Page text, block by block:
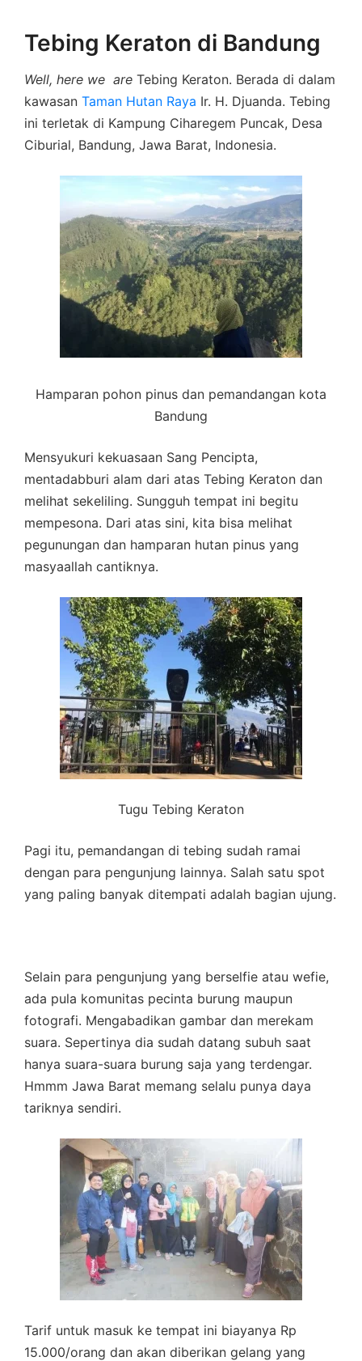
Tebing Keraton di Bandung
Well, here we are Tebing Keraton. Berada di dalam
kawasan Taman Hutan Raya Ir. H. Djuanda. Tebing
ini terletak di Kampung Ciharegem Puncak, Desa
Ciburial, Bandung, Jawa Barat, Indonesia.
Hamparan pohon pinus dan pemandangan kota
Bandung
Mensyukuri kekuasaan Sang Pencipta,
mentadabburi alam dari atas Tebing Keraton dan
melihat sekeliling. Sungguh tempat ini begitu
mempesona. Dari atas sini, kita bisa melihat
pegunungan dan hamparan hutan pinus yang
masyaallah cantiknya.
Tugu Tebing Keraton
Pagi itu, pemandangan di tebing sudah ramai
dengan para pengunjung lainnya. Salah satu spot
yang paling banyak ditempati adalah bagian ujung.
Selain para pengunjung yang berselfie atau wefie,
ada pula komunitas pecinta burung maupun
fotografi. Mengabadikan gambar dan merekam
suara. Sepertinya dia sudah datang subuh saat
hanya suara-suara burung saja yang terdengar.
Hmmm Jawa Barat memang selalu punya daya
tariknya sendiri.
Tarif untuk masuk ke tempat ini biayanya Rp
15.000/orang dan akan diberikan gelang yang